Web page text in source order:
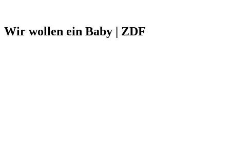
Wir wollen ein Baby | ZDF